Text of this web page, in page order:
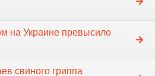
на Украине превысило
свиного гриппа